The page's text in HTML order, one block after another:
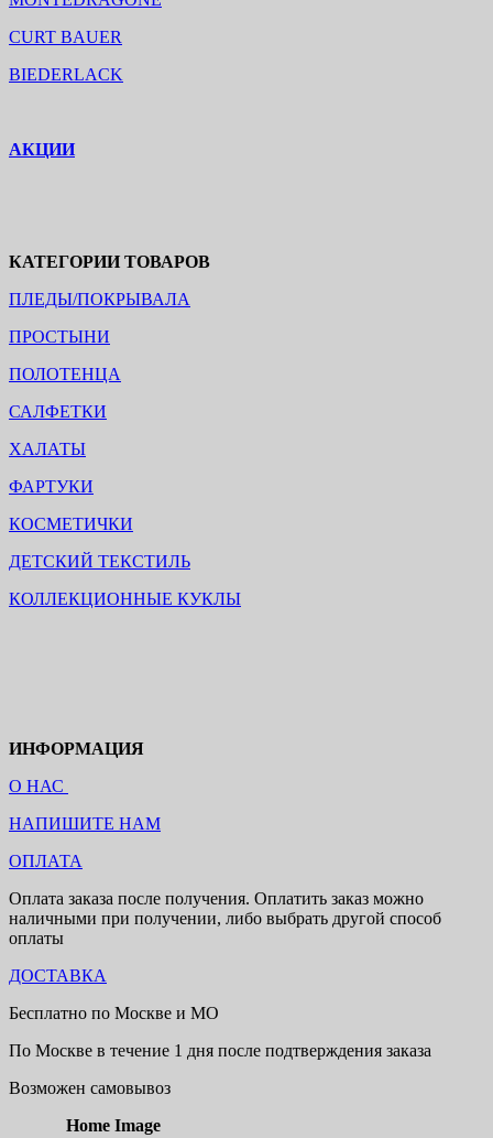
CURT BAUER
BIEDERLACK
АКЦИИ
КАТЕГОРИИ ТОВАРОВ
ПЛЕДЫ/ПОКРЫВАЛА
ПРОСТЫНИ
ПОЛОТЕНЦА
САЛФЕТКИ
ХАЛАТЫ
ФАРТУКИ
КОСМЕТИЧКИ
ДЕТСКИЙ ТЕКСТИЛЬ
КОЛЛЕКЦИОННЫЕ КУКЛЫ
ИНФОРМАЦИЯ
О НАС
НАПИШИТЕ НАМ
ОПЛАТА
Оплата заказа после получения. Оплатить заказ можно
наличными при получении, либо выбрать другой способ
оплаты
ДОСТАВКА
Бесплатно по Москве и МО
По Москве в течение 1 дня после подтверждения заказа
Возможен самовывоз
Home Image